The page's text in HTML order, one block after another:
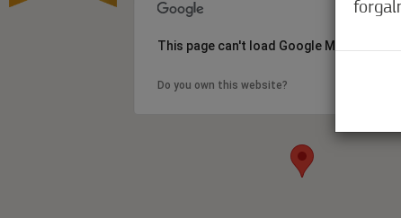
This page can't load Google Maps
Do you own this website?